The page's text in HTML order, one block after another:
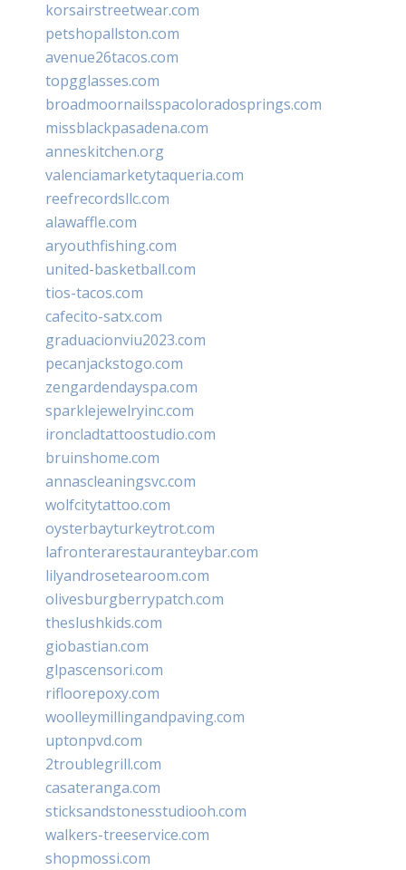
korsairstreetwear.com
petshopallston.com
avenue26tacos.com
topgglasses.com
broadmoornailsspacoloradosprings.com
missblackpasadena.com
anneskitchen.org
valenciamarketytaqueria.com
reefrecordsllc.com
alawaffle.com
aryouthfishing.com
united-basketball.com
tios-tacos.com
cafecito-satx.com
graduacionviu2023.com
pecanjackstogo.com
zengardendayspa.com
sparklejewelryinc.com
ironcladtattoostudio.com
bruinshome.com
annascleaningsvc.com
wolfcitytattoo.com
oysterbayturkeytrot.com
lafronterarestauranteybar.com
lilyandrosetearoom.com
olivesburgberrypatch.com
theslushkids.com
giobastian.com
glpascensori.com
rifloorepoxy.com
woolleymillingandpaving.com
uptonpvd.com
2troublegrill.com
casateranga.com
sticksandstonesstudiooh.com
walkers-treeservice.com
shopmossi.com